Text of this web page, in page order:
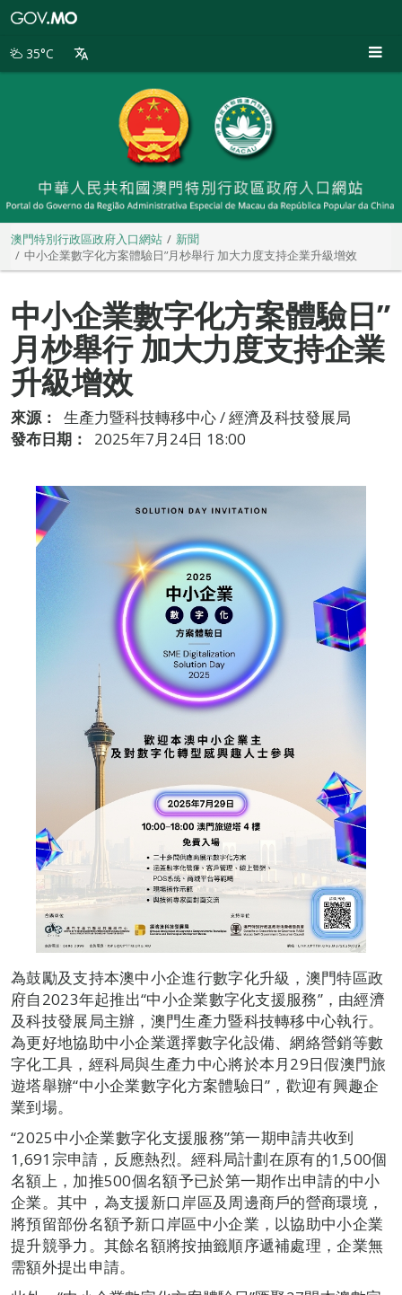
別
35°C
澳門特別行政區政府入口網站
新聞
中小企業數字化方案體驗日”月杪舉行 加大力度支持企業升級增效
中小企業數字化方案體驗日”
月杪舉行 加大力度支持企業
升級增效
來源：
生產力暨科技轉移中心 / 經濟及科技發展局
發布日期：
2025年7月24日 18:00
為鼓勵及支持本澳中小企進行數字化升級，澳門特區政
府自2023年起推出“中小企業數字化支援服務”，由經濟
及科技發展局主辦，澳門生產力暨科技轉移中心執行。
為更好地協助中小企業選擇數字化設備、網絡營銷等數
字化工具，經科局與生產力中心將於本月29日假澳門旅
遊塔舉辦“中小企業數字化方案體驗日”，歡迎有興趣企
業到場。
“2025中小企業數字化支援服務”第一期申請共收到
1,691宗申請，反應熱烈。經科局計劃在原有的1,500個
名額上，加推500個名額予已於第一期作出申請的中小
企業。其中，為支援新口岸區及周邊商戶的營商環境，
將預留部份名額予新口岸區中小企業，以協助中小企業
提升競爭力。其餘名額將按抽籤順序遞補處理，企業無
需額外提出申請。